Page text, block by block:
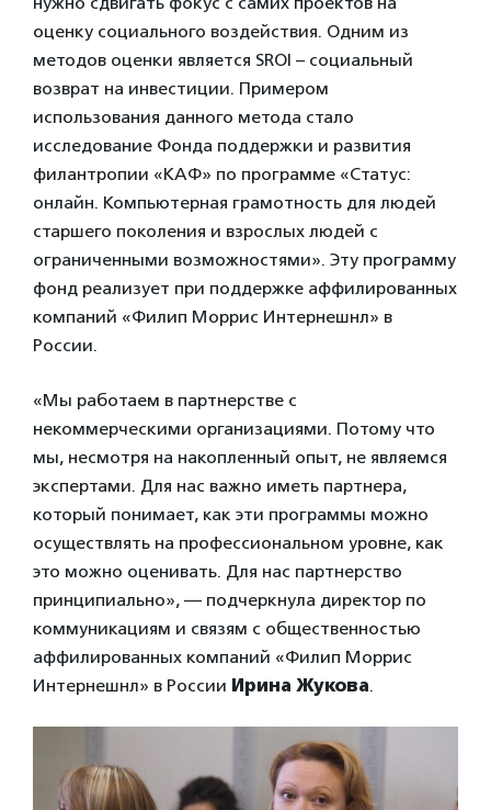
оценку социального воздействия. Одним из
методов оценки является SROI – социальный
возврат на инвестиции. Примером
использования данного метода стало
исследование Фонда поддержки и развития
филантропии «КАФ» по программе «Статус:
онлайн. Компьютерная грамотность для людей
старшего поколения и взрослых людей с
ограниченными возможностями». Эту программу
фонд реализует при поддержке аффилированных
компаний «Филип Моррис Интернешнл» в
России.
«Мы работаем в партнерстве с
некоммерческими организациями. Потому что
мы, несмотря на накопленный опыт, не являемся
экспертами. Для нас важно иметь партнера,
который понимает, как эти программы можно
осуществлять на профессиональном уровне, как
это можно оценивать. Для нас партнерство
принципиально», — подчеркнула директор по
коммуникациям и связям с общественностью
аффилированных компаний «Филип Моррис
Интернешнл» в России Ирина Жукова.